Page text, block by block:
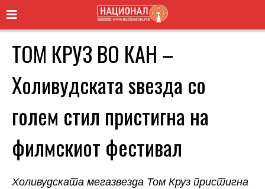
ТОМ КРУЗ ВО КАН –
Холивудската ѕвезда со
голем стил пристигна на
филмскиот фестивал
Холивудската мегазвезда Том Круз пристигна